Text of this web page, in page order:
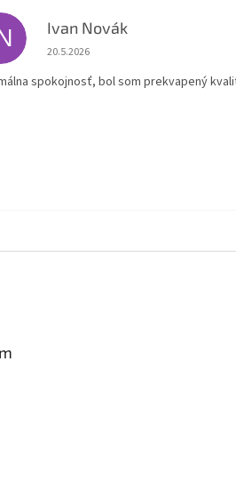
Ivan Novák
Hodnotenie obchodu je 5 z 5
20.5.2026
spokojnosť, bol som prekvapený